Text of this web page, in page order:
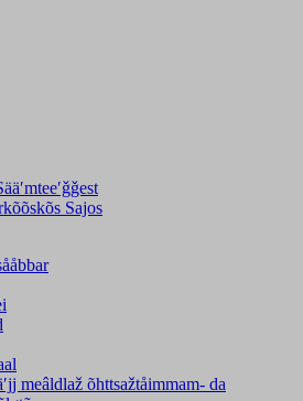
Sajos
meâldlaž õhttsažtåimmam- da